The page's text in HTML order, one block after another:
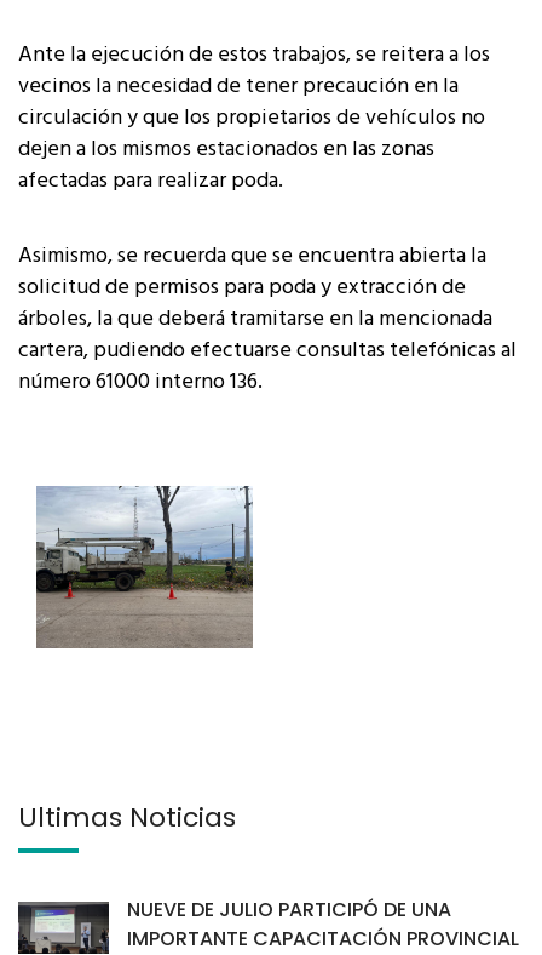
Ante la ejecución de estos trabajos, se reitera a los
vecinos la necesidad de tener precaución en la
circulación y que los propietarios de vehículos no
dejen a los mismos estacionados en las zonas
afectadas para realizar poda.
Asimismo, se recuerda que se encuentra abierta la
solicitud de permisos para poda y extracción de
árboles, la que deberá tramitarse en la mencionada
cartera, pudiendo efectuarse consultas telefónicas al
número 61000 interno 136.
Últimas Noticias
NUEVE DE JULIO PARTICIPÓ DE UNA
IMPORTANTE CAPACITACIÓN PROVINCIAL